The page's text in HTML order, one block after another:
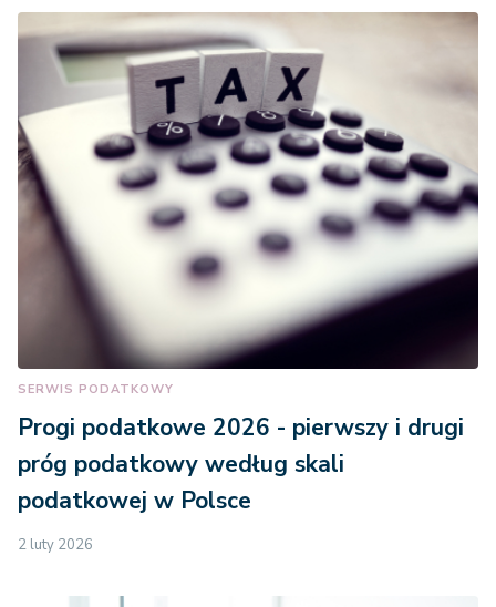
SERWIS PODATKOWY
Progi podatkowe 2026 - pierwszy i drugi
próg podatkowy według skali
podatkowej w Polsce
2 luty 2026